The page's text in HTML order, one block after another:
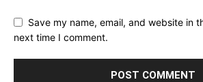
Save my name, email, and website in
next time I comment.